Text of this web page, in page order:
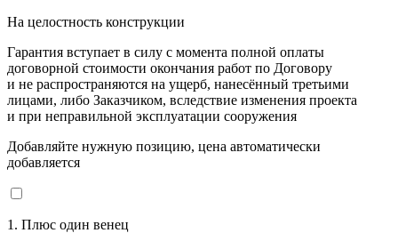
На целостность конструкции
Гарантия вступает в силу с момента полной оплаты
договорной стоимости окончания работ по Договору
и не распространяются на ущерб, нанесённый третьими
лицами, либо Заказчиком, вследствие изменения проекта
и при неправильной эксплуатации сооружения
Добавляйте нужную позицию, цена автоматически
добавляется
1. Плюс один венец